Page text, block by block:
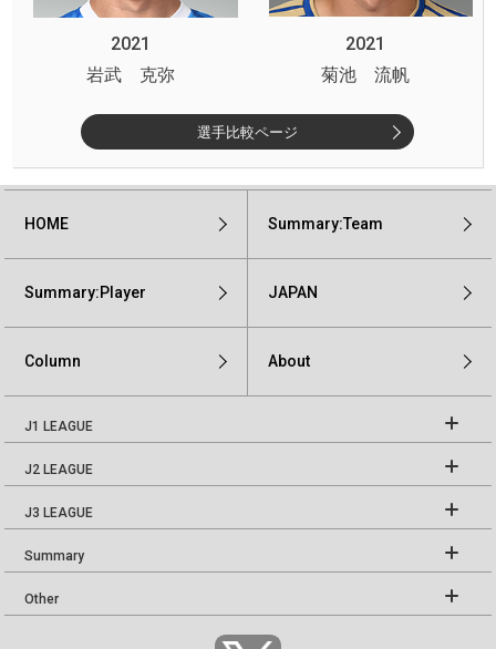
2021
2021
岩武 克弥
菊池 流帆
選手比較ページ
HOME Summary:Team
Summary:Player JAPAN
Column About
J1 LEAGUE
J2 LEAGUE
J3 LEAGUE
Summary
Other